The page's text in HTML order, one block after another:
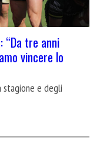
“Da tre anni
vincere lo
stagione e degli